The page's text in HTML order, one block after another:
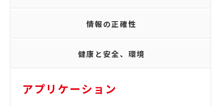
情報の正確性
健康と安全、環境
アプリケーション